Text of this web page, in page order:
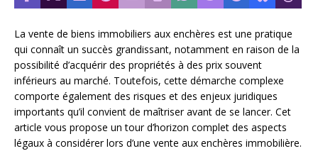
La vente de biens immobiliers aux enchères est une pratique
qui connaît un succès grandissant, notamment en raison de la
possibilité d’acquérir des propriétés à des prix souvent
inférieurs au marché. Toutefois, cette démarche complexe
comporte également des risques et des enjeux juridiques
importants qu’il convient de maîtriser avant de se lancer. Cet
article vous propose un tour d’horizon complet des aspects
légaux à considérer lors d’une vente aux enchères immobilière.